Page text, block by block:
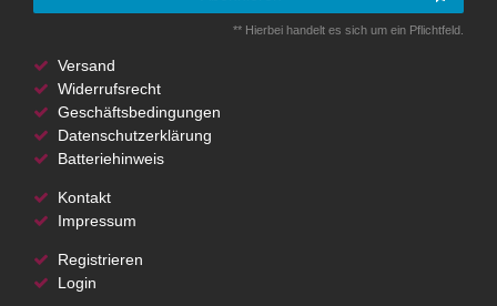
** Hierbei handelt es sich um ein Pflichtfeld.
Versand
Widerrufsrecht
Geschäftsbedingungen
Datenschutzerklärung
Batteriehinweis
Kontakt
Impressum
Registrieren
Login